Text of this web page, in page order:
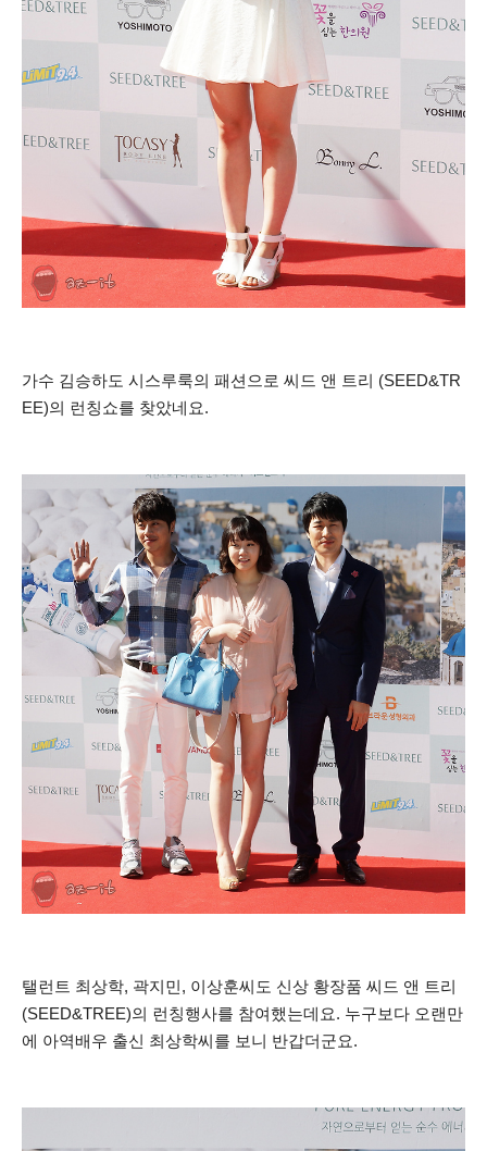
가수 김승하도 시스루룩의 패션으로 씨드 앤 트리 (SEED&TR
EE)의 런칭쇼를 찾았네요.
탤런트 최상학, 곽지민, 이상훈씨도 신상 황장품 씨드 앤 트리
(SEED&TREE)의 런칭행사를 참여했는데요. 누구보다 오랜만
에 아역배우 출신 최상학씨를 보니 반갑더군요.